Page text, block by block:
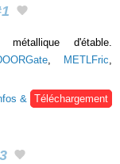
d'étable.
METLFric
&
Téléchargement